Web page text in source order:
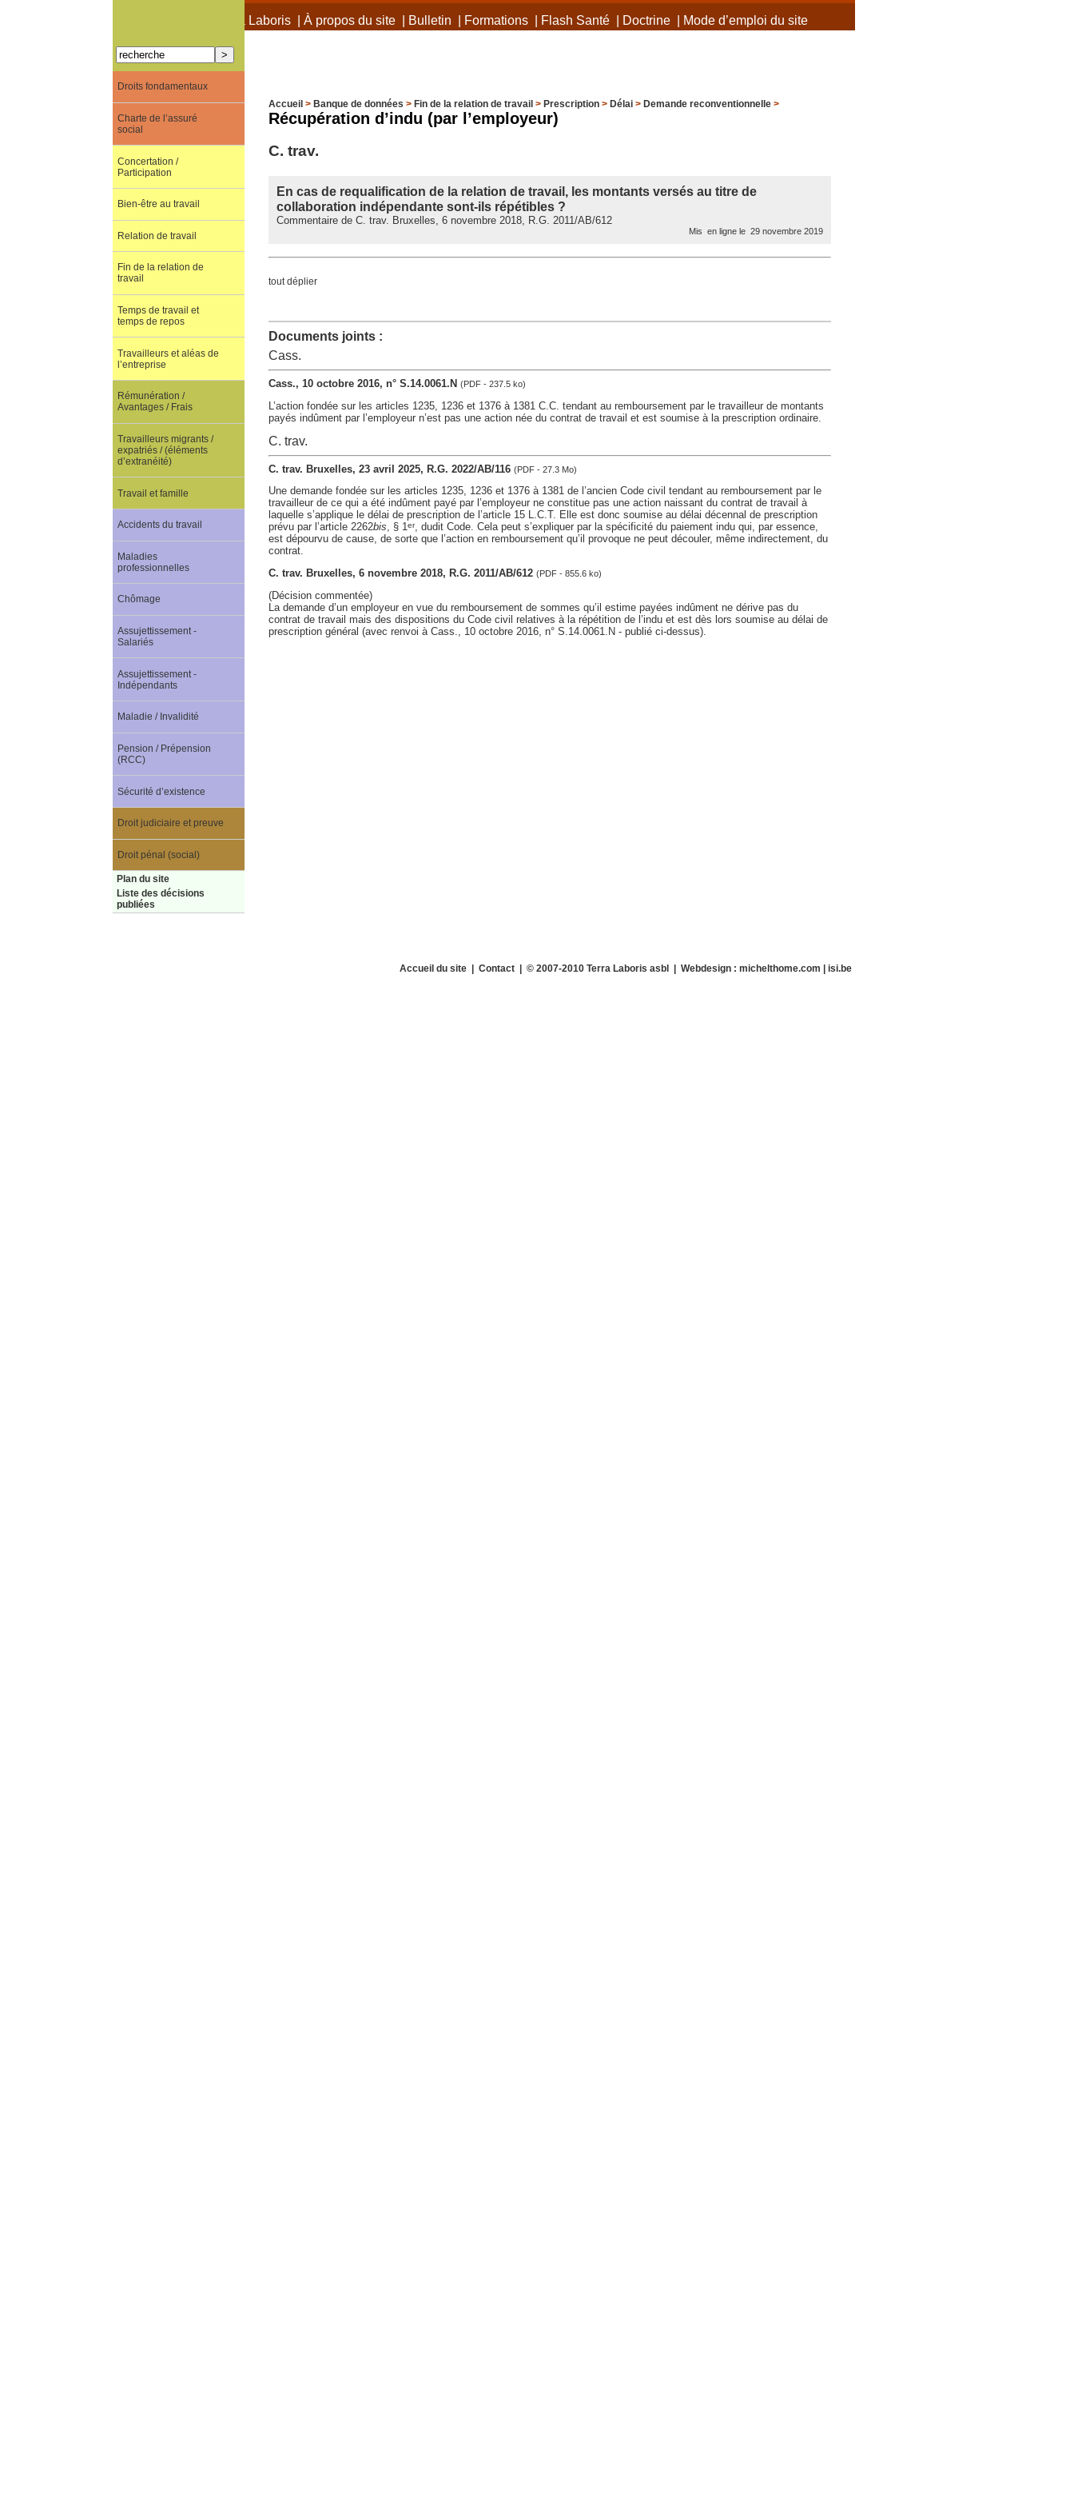
À propos de Terra Laboris| À propos du site| Bulletin Formations| Flash Santé| Doctrine| Mode d’emploi du site
Accueil > Banque de données > Fin de la relation de travail > Prescription> Délai> Demande reconventionnelle>
Récupération d’indu (par l’employeur)
C. trav.
En cas de requalification de la relation de travail, les montants versés au titre de
collaboration indépendante sont-ils répétibles ?
Commentaire de C. trav. Bruxelles, 6 novembre 2018, R.G. 2011/AB/612
Mis en ligne le 29 novembre 2019
tout déplier
Documents joints :
Cass.
Cass., 10 octobre 2016, n° S.14.0061.N (PDF - 237.5 ko)
L’action fondée sur les articles 1235, 1236 et 1376 à 1381 C.C. tendant au remboursement par le travailleur de montants
payés indûment par l’employeur n’est pas une action née du contrat de travail et est soumise à la prescription ordinaire.
C. trav.
C. trav. Bruxelles, 23 avril 2025, R.G. 2022/AB/116 (PDF - 27.3 Mo)
Une demande fondée sur les articles 1235, 1236 et 1376 à 1381 de l’ancien Code civil tendant au remboursement par le
travailleur de ce qui a été indûment payé par l’employeur ne constitue pas une action naissant du contrat de travail à
laquelle s’applique le délai de prescription de l’article 15 L.C.T. Elle est donc soumise au délai décennal de prescription
prévu par l’article 2262bis, § 1er, dudit Code. Cela peut s’expliquer par la spécificité du paiement indu qui, par essence,
est dépourvu de cause, de sorte que l’action en remboursement qu’il provoque ne peut découler, même indirectement, du
contrat.
C. trav. Bruxelles, 6 novembre 2018, R.G. 2011/AB/612 (PDF - 855.6 ko)
(Décision commentée)
La demande d’un employeur en vue du remboursement de sommes qu’il estime payées indûment ne dérive pas du
contrat de travail mais des dispositions du Code civil relatives à la répétition de l’indu et est dès lors soumise au délai de
prescription général (avec renvoi à Cass., 10 octobre 2016, n° S.14.0061.N - publié ci-dessus).
Droits fondamentaux
Charte de l’assuré
social
Concertation /
Participation
Bien-être au travail
Relation de travail
Fin de la relation de
travail
Temps de travail et
temps de repos
Travailleurs et aléas de
l’entreprise
Rémunération /
Avantages / Frais
Travailleurs migrants /
expatriés / (éléments
d’extranéité)
Travail et famille
Accidents du travail
Maladies
professionnelles
Chômage
Assujettissement -
Salariés
Assujettissement -
Indépendants
Maladie / Invalidité
Pension / Prépension
(RCC)
Sécurité d’existence
Droit judiciaire et preuve
Droit pénal (social)
Plan du site
Liste des décisions
publiées
Accueil du site| Contact| © 2007-2010 Terra Laboris asbl | Webdesign : michelthome.com | isi.be